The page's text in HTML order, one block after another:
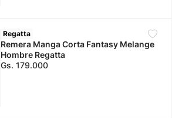
Regatta
Remera Manga Corta Fantasy Melange
Hombre Regatta
Gs. 179.000